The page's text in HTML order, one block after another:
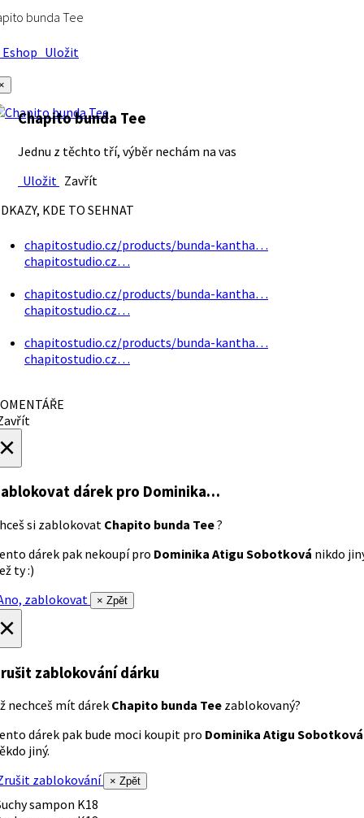
bunda Tee
Uložit
Chapito bunda Tee
Jednu z těchto tří, výběr nechám na vas
Uložit Zavřít
KDE TO SEHNAT
chapitostudio.cz/products/bunda-kantha…
chapitostudio.cz…
chapitostudio.cz/products/bunda-kantha…
chapitostudio.cz…
chapitostudio.cz/products/bunda-kantha…
chapitostudio.cz…
dárek pro Dominika…
si zablokovat Chapito bunda Tee?
dárek pak nekoupí pro Dominika Atigu Sobotková nikdo
ty :)
zablokovat
× Zpět
zablokování dárku
nechceš mít dárek Chapito bunda Tee zablokovaný?
dárek pak bude moci koupit pro Dominika Atigu Sobotková
jiný.
zablokování
× Zpět